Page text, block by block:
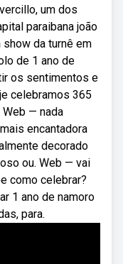
um dos
paraibana joão
da turnê em
de 1 ano de
os sentimentos e
celebramos 365
— nada
encantadora
decorado
ou. Web — vai
como celebrar?
1 ano de namoro
para.